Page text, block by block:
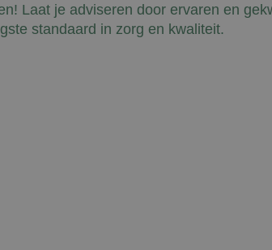
Laat je adviseren door ervaren en
standaard in zorg en kwaliteit.